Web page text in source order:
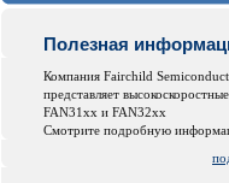
Полезная
Компания Fairchild
представляет
FAN31xx и FAN32xx
Смотрите подробную